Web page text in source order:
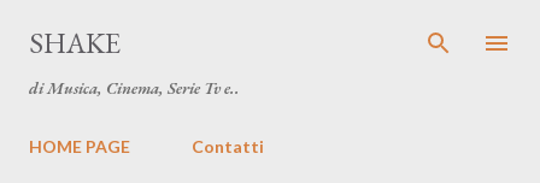
SHAKE
di Musica, Cinema, Serie Tv e..
HOME PAGE Contatti